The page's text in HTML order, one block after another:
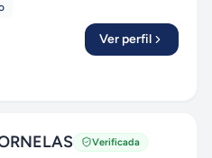
Ver perfil
Verificada